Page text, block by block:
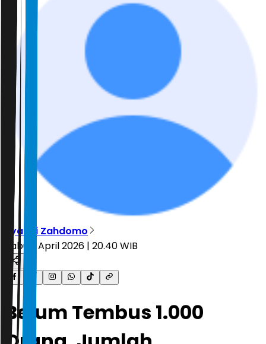
Ryandi Zahdomo
Rabu, 1 April 2026 | 20.40 WIB
Belum Tembus 1.000